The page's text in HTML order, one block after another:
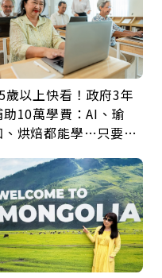
歲以上快看！政府3年
助10萬學費：AI、瑜
、烘焙都能學…只要願